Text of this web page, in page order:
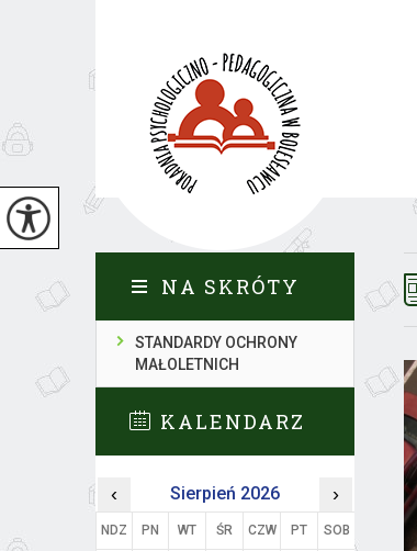
NA SKRÓTY
STANDARDY OCHRONY
MAŁOLETNICH
KALENDARZ
‹ Sierpień 2026 ›
NDZ PN WT ŚR CZW PT SOB